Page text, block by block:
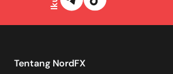
Tentang NordFX